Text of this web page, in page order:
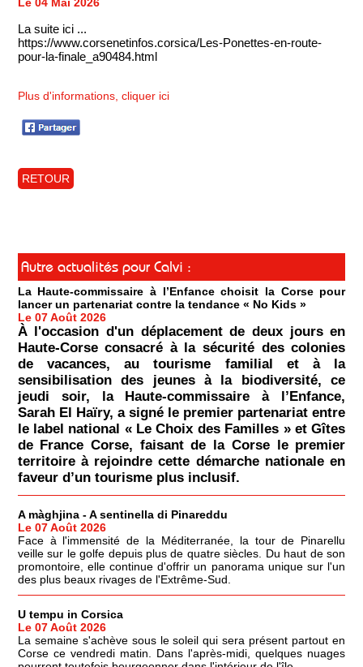
Le 04 Mai 2026
La suite ici ...
https://www.corsenetinfos.corsica/Les-Ponettes-en-route-
pour-la-finale_a90484.html
Plus d'informations, cliquer ici
RETOUR
Autre actualités pour Calvi :
La Haute-commissaire à l’Enfance choisit la Corse pour
lancer un partenariat contre la tendance « No Kids »
Le 07 Août 2026
À l'occasion d'un déplacement de deux jours en
Haute-Corse consacré à la sécurité des colonies
de vacances, au tourisme familial et à la
sensibilisation des jeunes à la biodiversité, ce
jeudi soir, la Haute-commissaire à l’Enfance,
Sarah El Haïry, a signé le premier partenariat entre
le label national « Le Choix des Familles » et Gîtes
de France Corse, faisant de la Corse le premier
territoire à rejoindre cette démarche nationale en
faveur d’un tourisme plus inclusif.
A màghjina - A sentinella di Pinareddu
Le 07 Août 2026
Face à l'immensité de la Méditerranée, la tour de Pinarellu
veille sur le golfe depuis plus de quatre siècles. Du haut de son
promontoire, elle continue d'offrir un panorama unique sur l'un
des plus beaux rivages de l'Extrême-Sud.
U tempu in Corsica
Le 07 Août 2026
La semaine s'achève sous le soleil qui sera présent partout en
Corse ce vendredi matin. Dans l'après-midi, quelques nuages